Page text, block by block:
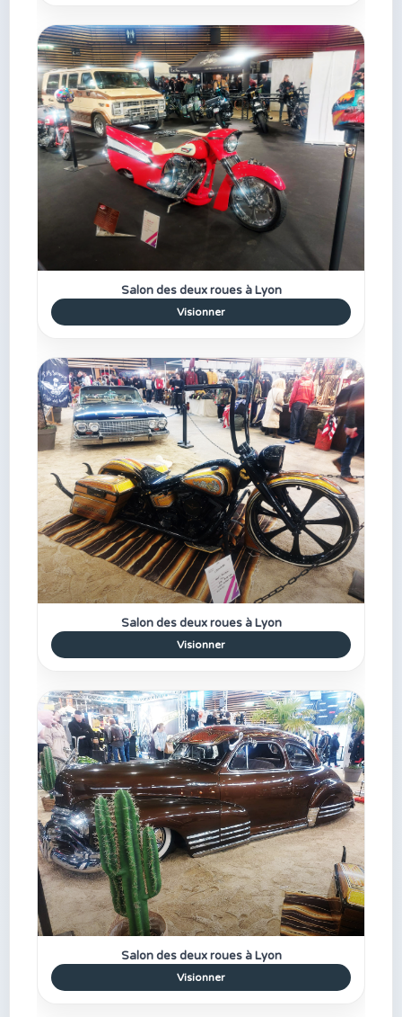
Salon des deux roues à Lyon
Visionner
Salon des deux roues à Lyon
Visionner
Salon des deux roues à Lyon
Visionner